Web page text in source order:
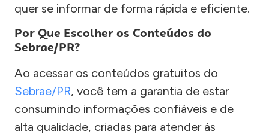
quer se informar de forma rápida e eficiente.
Por Que Escolher os Conteúdos do
Sebrae/PR?
Ao acessar os conteúdos gratuitos do
Sebrae/PR, você tem a garantia de estar
consumindo informações confiáveis e de
alta qualidade, criadas para atender às